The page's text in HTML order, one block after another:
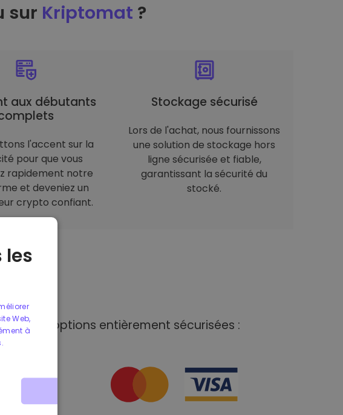
sur Kriptomat ?
aux débutants
l'accent sur la
pour que vous
rapidement notre
et deveniez un
crypto confiant.
Stockage sécurisé
Lors de l'achat, nous fournissons
une solution de stockage hors
ligne sécurisée et fiable,
garantissant la sécurité du
stocké.
options entièrement sécurisées :
les
Web,
à